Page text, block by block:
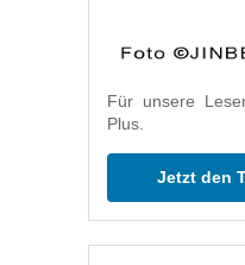
Für unsere
Plus.
Jetzt den